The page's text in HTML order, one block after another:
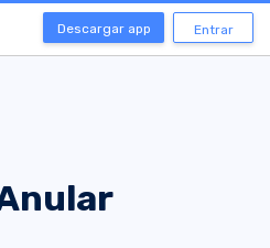
Descargar app Entrar